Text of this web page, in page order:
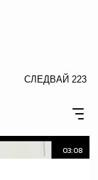
СЛЕДВАЙ 223
03:08